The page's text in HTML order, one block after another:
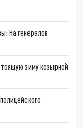
На генералов
зиму козырной